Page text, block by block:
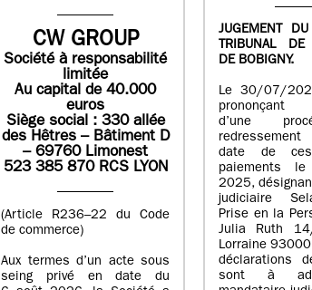
CW GROUP
Société à responsabilité
limitée
Au capital de 40.000
euros
Siège social : 330 allée
des Hêtres – Bâtiment D
– 69760 Limonest
523 385 870 RCS LYON
(Article R236–22 du Code
de commerce)
Aux termes d’un acte sous
seing privé en date du
JUGEMENT
TRIBUNAL DE
DE BOBIGNY.
Le 30/07/
prononçant
d’une
date de
paiements
2025,
judiciaire
Prise en la
Julia Ruth
Lorraine 93000
déclarations
sont à